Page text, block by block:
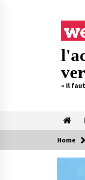
« Il
Home